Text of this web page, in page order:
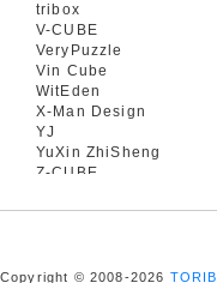
tribox
V-CUBE
VeryPuzzle
Vin Cube
WitEden
X-Man Design
YJ
YuXin ZhiSheng
Z-CUBE
Copyright © 2008-2026